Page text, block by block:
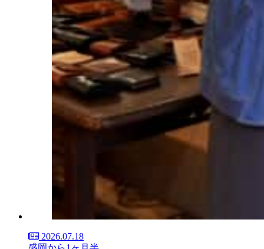
2026.07.18